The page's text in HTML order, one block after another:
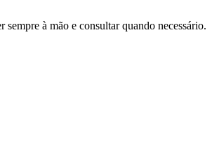
à mão e consultar quando necessário.